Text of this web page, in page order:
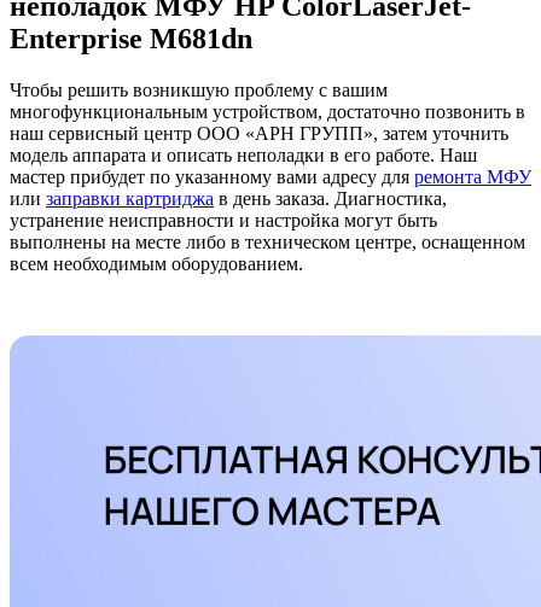
неполадок МФУ HP ColorLaserJet-
Enterprise M681dn
Чтобы решить возникшую проблему с вашим
многофункциональным устройством, достаточно позвонить в
наш сервисный центр ООО «АРН ГРУПП», затем уточнить
модель аппарата и описать неполадки в его работе. Наш
мастер прибудет по указанному вами адресу для ремонта МФУ
или заправки картриджа в день заказа. Диагностика,
устранение неисправности и настройка могут быть
выполнены на месте либо в техническом центре, оснащенном
всем необходимым оборудованием.